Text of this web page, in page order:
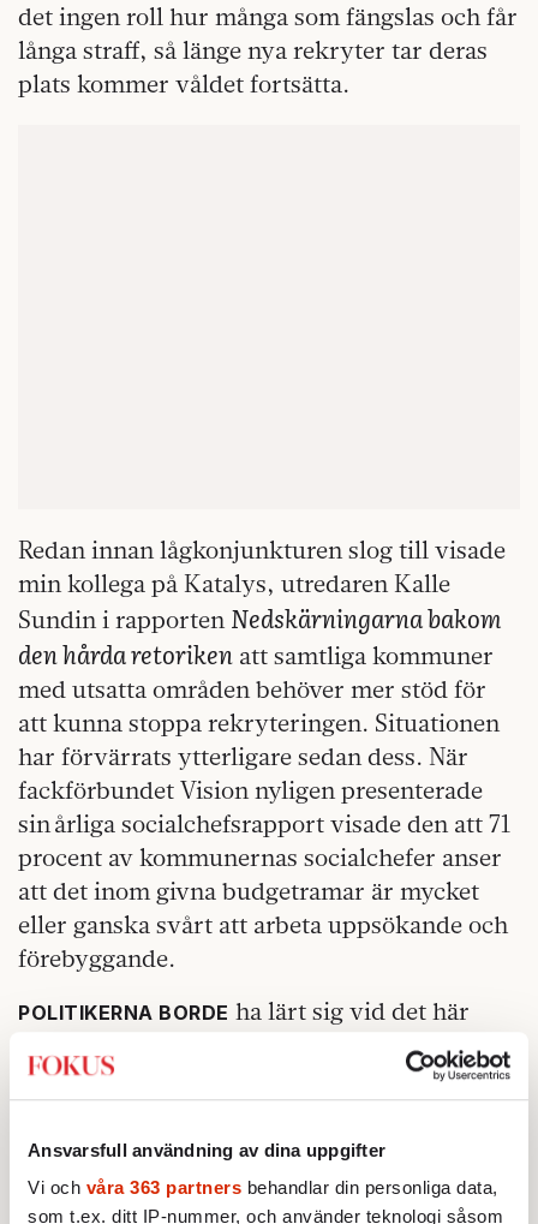
Ansvarsfull användning av dina uppgifter
Vi och våra 363 partners behandlar din personliga data,
som t.ex. ditt IP-nummer, och använder teknologi såsom
det ingen roll hur många som fängslas och får
långa straff, så länge nya rekryter tar deras
plats kommer våldet fortsätta.
Redan innan lågkonjunkturen slog till visade
min kollega på Katalys, utredaren Kalle
Sundin i rapporten Nedskärningarna bakom
den hårda retoriken att samtliga kommuner
med utsatta områden behöver mer stöd för
att kunna stoppa rekryteringen. Situationen
har förvärrats ytterligare sedan dess. När
fackförbundet Vision nyligen presenterade
sin årliga socialchefsrapport visade den att 71
procent av kommunernas socialchefer anser
att det inom givna budgetramar är mycket
eller ganska svårt att arbeta uppsökande och
förebyggande.
POLITIKERNA BORDE ha lärt sig vid det här
laget. Inte minst Ulf Kristersson. Han var
först socialborgarråd i Stockholm, med
under mandatperioden 2006–2010. Då
började skjutvapenvåldet stiga bland unga i
Sverige. Carin Götblad, polismästare i